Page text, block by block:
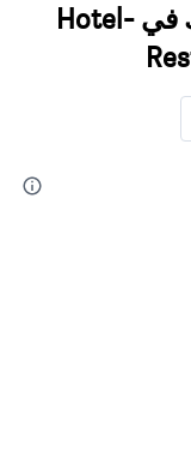
اعثر على نتائج أفضل لإقامتك في Hotel-